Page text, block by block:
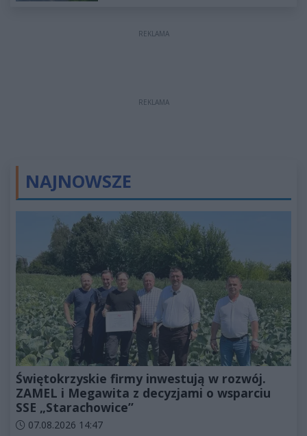
REKLAMA
REKLAMA
NAJNOWSZE
Świętokrzyskie firmy inwestują w rozwój.
ZAMEL i Megawita z decyzjami o wsparciu
SSE „Starachowice”
Data dodania artykułu:
07.08.2026 14:47